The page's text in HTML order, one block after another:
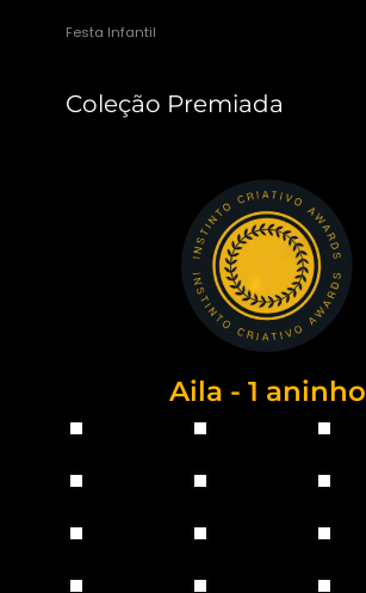
Festa Infantil
Coleção Premiada
Aila - 1 aninho